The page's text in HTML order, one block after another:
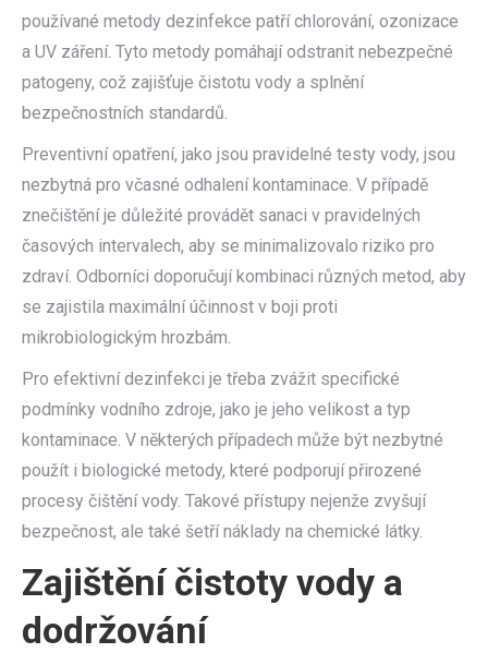
používané metody dezinfekce patří chlorování, ozonizace
a UV záření. Tyto metody pomáhají odstranit nebezpečné
patogeny, což zajišťuje čistotu vody a splnění
bezpečnostních standardů.
Preventivní opatření, jako jsou pravidelné testy vody, jsou
nezbytná pro včasné odhalení kontaminace. V případě
znečištění je důležité provádět sanaci v pravidelných
časových intervalech, aby se minimalizovalo riziko pro
zdraví. Odborníci doporučují kombinaci různých metod, aby
se zajistila maximální účinnost v boji proti
mikrobiologickým hrozbám.
Pro efektivní dezinfekci je třeba zvážit specifické
podmínky vodního zdroje, jako je jeho velikost a typ
kontaminace. V některých případech může být nezbytné
použít i biologické metody, které podporují přirozené
procesy čištění vody. Takové přístupy nejenže zvyšují
bezpečnost, ale také šetří náklady na chemické látky.
Zajištění čistoty vody a
dodržování